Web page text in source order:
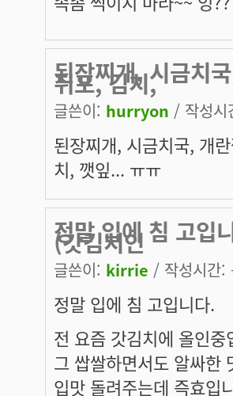
된장찌개, 시금치
쥐포, 김치,
글쓴이: hurryon / 작성
된장찌개, 시금치국, 개
치, 깻잎... ㅠㅠ
정말 입에 침 고입
(갓김치인
글쓴이: kirrie / 작성시간
정말 입에 침 고입니다.
전 요즘 갓김치에 올인
그 쌉쌀하면서도 알싸한
입맛 돌려주는데 즉효입